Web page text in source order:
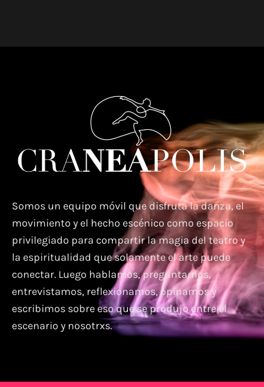
Somos un equipo móvil que disfruta la danza, el
movimiento y el hecho escénico como espacio
privilegiado para compartir la magia del teatro y
la espiritualidad que solamente el arte puede
conectar. Luego hablamos, preguntamos,
entrevistamos, reflexionamos, opinamos y
escribimos sobre eso que se produjo entre el
escenario y nosotrxs.